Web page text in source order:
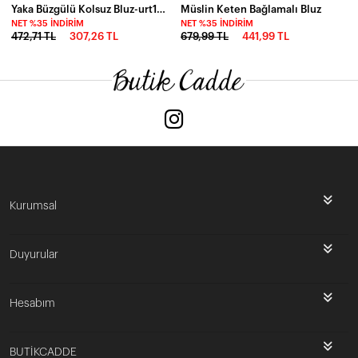
Yaka Büzgülü Kolsuz Bluz-urt1001-byz
NET %35 İNDIRIM
472,71 TL 307,26 TL
Müslin Keten Bağlamalı Bluz
NET %35 İNDIRIM
679,99 TL 441,99 TL
Kurumsal
Duyurular
Hesabım
BUTİKCADDE